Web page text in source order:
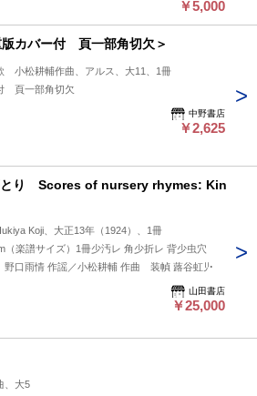
￥5,000
カバー付 頁一部角切欠＞
小松耕輔作曲、アルス、大11、1冊
頁一部角切欠
中野書店
￥2,625
とり Scores of nursery rhymes: Kin
Koji、大正13年（1924）、1冊
（楽譜サイズ）1冊少汚レ 角少折レ 背少虫穴
口雨情 作謡／小松耕輔 作曲 装幀 蕗谷虹児
山田書店
￥25,000
、大5